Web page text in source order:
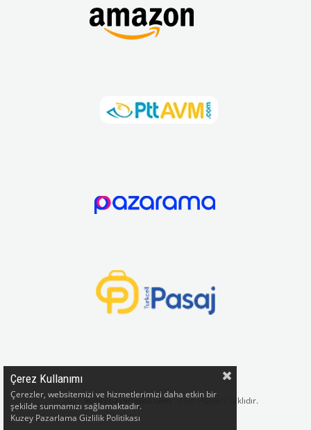
© 2021kuzeypazarlama.com- Tüm Hakları Saklıdır.
Çerez Kullanımı
Çerezler, websitemizi ve hizmetlerimizi daha etkin bir
şekilde sunmamızı sağlamaktadır.
Kuzey Pazarlama Gizlilik Politikası